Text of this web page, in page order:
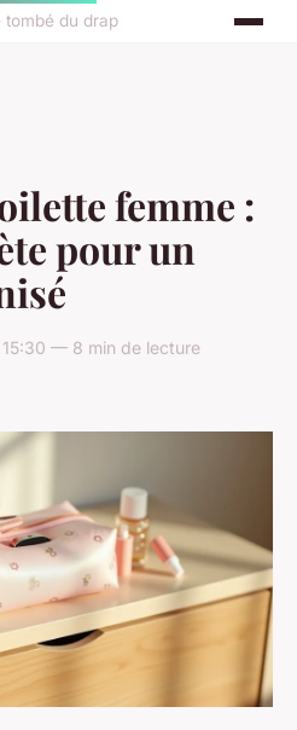
tombé du drap
femme :
pour un
— 8 min de lecture